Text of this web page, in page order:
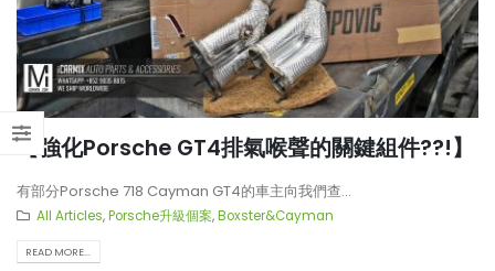
【強化Porsche GT4排氣喉聲的關鍵組件??!】
有部分Porsche 718 Cayman GT4的車主向我們查...
All Articles,Porsche升級個案,Boxster&Cayman
READ MORE...